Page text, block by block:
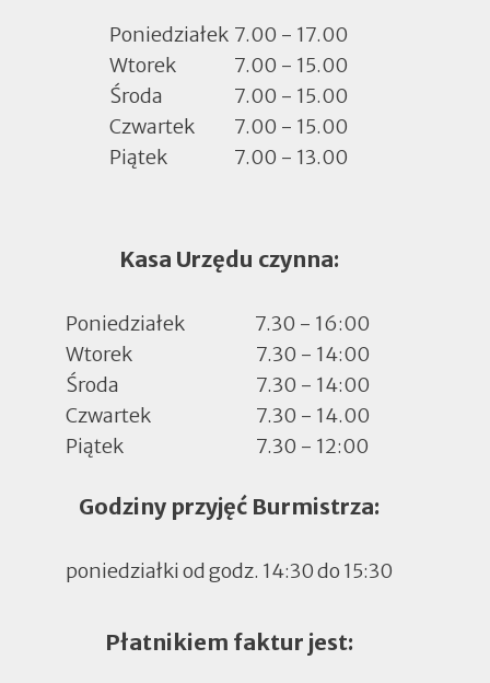
zakładce
Poniedziałek 7.00 - 17.00
Wtorek
7.00 - 15.00
Środa
7.00 - 15.00
Czwartek
7.00 - 15.00
Piątek
7.00 - 13.00
Kasa Urzędu czynna:
Poniedziałek
7.30 - 16:00
Wtorek
7.30 - 14:00
Środa
7.30 - 14:00
Czwartek
7.30 - 14.00
Piątek
7.30 - 12:00
Godziny przyjęć Burmistrza:
poniedziałki od godz. 14:30 do 15:30
Płatnikiem faktur jest: